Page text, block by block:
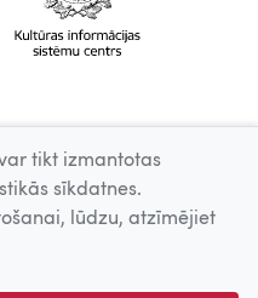
tikt izmantotas
sīkdatnes.
lūdzu, atzīmējiet